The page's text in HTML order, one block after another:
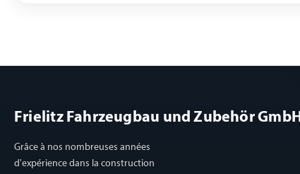
Frielitz Fahrzeugbau und Zubehör GmbH
Grâce à nos nombreuses années
d'expérience dans la construction